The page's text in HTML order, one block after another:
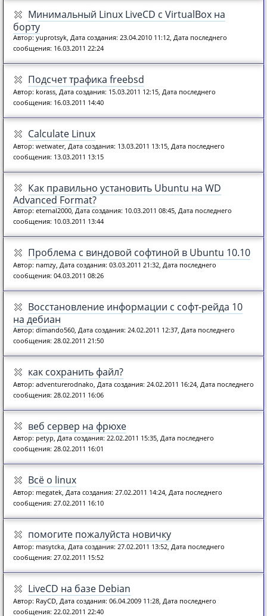
Минимальный Linux LiveCD с VirtualBox на
борту
Автор: yuprotsyk, Дата создания: 23.04.2010 11:12, Дата последнего
сообщения: 16.03.2011 22:24
Подсчет трафика freebsd
Автор: korass, Дата создания: 15.03.2011 12:15, Дата последнего
сообщения: 16.03.2011 14:40
Calculate Linux
Автор: wetwater, Дата создания: 13.03.2011 13:15, Дата последнего
сообщения: 13.03.2011 13:15
Как правильно установить Ubuntu на WD
Advanced Format?
Автор: eternal2000, Дата создания: 10.03.2011 08:45, Дата последнего
сообщения: 10.03.2011 13:44
Проблема с виндовой софтиной в Ubuntu 10.10
Автор: namzy, Дата создания: 03.03.2011 21:32, Дата последнего
сообщения: 04.03.2011 08:26
Восстановление информации с софт-рейда 10
на дебиан
Автор: dimando560, Дата создания: 24.02.2011 12:37, Дата последнего
сообщения: 28.02.2011 21:50
как сохранить файл?
Автор: adventurerodnako, Дата создания: 24.02.2011 16:24, Дата последнего
сообщения: 28.02.2011 16:06
веб сервер на фрюхе
Автор: petyp, Дата создания: 22.02.2011 15:35, Дата последнего
сообщения: 28.02.2011 16:01
Всё о linux
Автор: megatek, Дата создания: 27.02.2011 14:24, Дата последнего
сообщения: 27.02.2011 16:10
помогите пожалуйста новичку
Автор: masytcka, Дата создания: 27.02.2011 13:52, Дата последнего
сообщения: 27.02.2011 15:52
LiveCD на базе Debian
Автор: RayCD, Дата создания: 06.04.2009 11:28, Дата последнего
сообщения: 22.02.2011 22:40